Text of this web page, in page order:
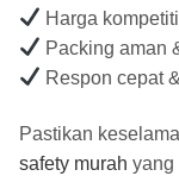
Harga
Packing aman
Respon cepat
Pastikan
safety murah yang